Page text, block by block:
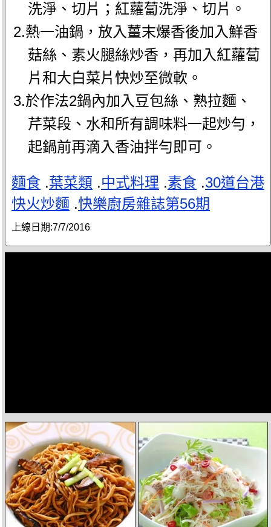
洗淨、切片；紅蘿蔔洗淨、切片。
2.熱一油鍋，放入薑末爆香後加入鮮香
菇絲、素火腿絲炒香，再加入紅蘿蔔
片和大白菜片快炒至微軟。
3.於作法2鍋內加入豆包絲、熟拉麵、
芹菜段、水和所有調味料一起炒勻，
起鍋前再滴入香油拌勻即可。
麵食 .葉菜類 .中式料理 .素食 .30道台港
快火炒麵 .快樂廚房雜誌第56期
上線日期:7/7/2016